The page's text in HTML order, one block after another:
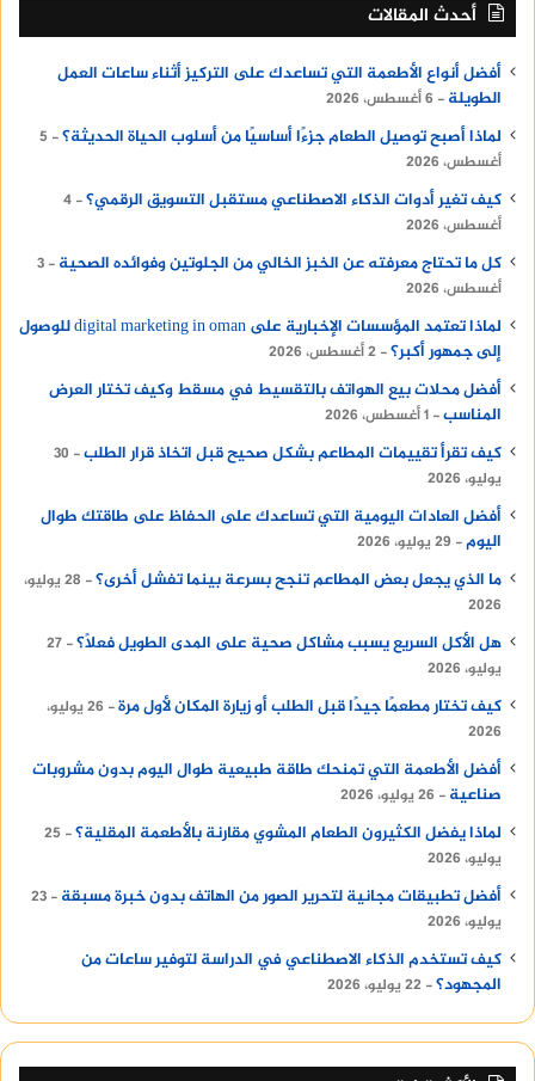
أحدث المقالات
أفضل أنواع الأطعمة التي تساعدك على التركيز أثناء ساعات العمل
الطويلة
6 أغسطس، 2026
لماذا أصبح توصيل الطعام جزءًا أساسيًا من أسلوب الحياة الحديثة؟
5
أغسطس، 2026
كيف تغير أدوات الذكاء الاصطناعي مستقبل التسويق الرقمي؟ 4
أغسطس، 2026
كل ما تحتاج معرفته عن الخبز الخالي من الجلوتين وفوائده الصحية
3
أغسطس، 2026
لماذا تعتمد المؤسسات الإخبارية على digital marketing in oman للوصول
إلى جمهور أكبر؟ 2 أغسطس، 2026
أفضل محلات بيع الهواتف بالتقسيط في مسقط وكيف تختار العرض
المناسب 1 أغسطس، 2026
كيف تقرأ تقييمات المطاعم بشكل صحيح قبل اتخاذ قرار الطلب
30
يوليو، 2026
أفضل العادات اليومية التي تساعدك على الحفاظ على طاقتك طوال
اليوم
29 يوليو، 2026
ما الذي يجعل بعض المطاعم تنجح بسرعة بينما تفشل أخرى؟
28 يوليو،
2026
هل الأكل السريع يسبب مشاكل صحية على المدى الطويل فعلًا؟ 27
يوليو، 2026
كيف تختار مطعمًا جيدًا قبل الطلب أو زيارة المكان لأول مرة
26 يوليو،
2026
أفضل الأطعمة التي تمنحك طاقة طبيعية طوال اليوم بدون مشروبات
صناعية
26 يوليو، 2026
لماذا يفضل الكثيرون الطعام المشوي مقارنة بالأطعمة المقلية؟
25
يوليو، 2026
أفضل تطبيقات مجانية لتحرير الصور من الهاتف بدون خبرة مسبقة
23
يوليو، 2026
كيف تستخدم الذكاء الاصطناعي في الدراسة لتوفير ساعات من
المجهود؟ 22 يوليو، 2026